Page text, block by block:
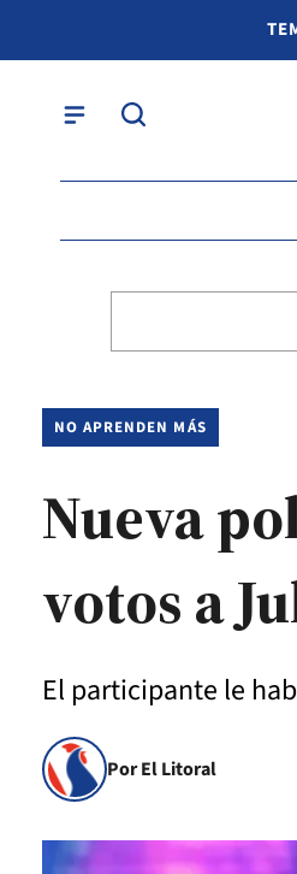
NO APRENDEN MÁS
Nueva
votos a
El participante le
Por El Litoral